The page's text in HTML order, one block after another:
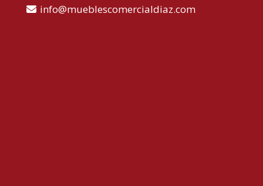
info
mueblescomercialdiaz.com